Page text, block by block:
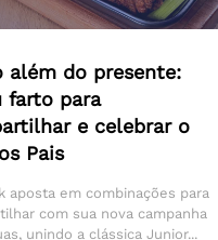
além do presente:
farto para
e celebrar o
Pais
aposta em combinações para
com sua nova campanha
unindo a clássica Junior...